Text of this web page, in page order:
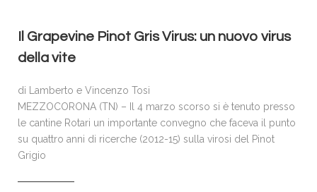
Il Grapevine Pinot Gris Virus: un nuovo virus
della vite
di Lamberto e Vincenzo Tosi
MEZZOCORONA (TN) – Il 4 marzo scorso si è tenuto presso
le cantine Rotari un importante convegno che faceva il punto
su quattro anni di ricerche (2012-15) sulla virosi del Pinot
Grigio